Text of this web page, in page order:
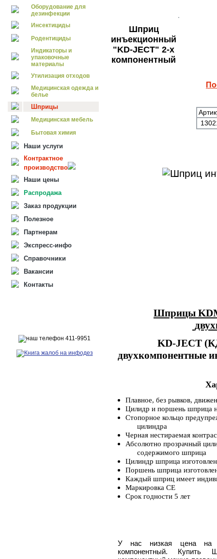
Оборудование для
дезинфекции
Инсектициды
Родентициды
Индикаторы и
упаковочные
материалы
Утилизация отходов
Медицинская одежда и
белье
Шприцы
Медицинская мебель
Бытовая химия
Наши услуги
Контрактное
производство
Наши цены
Распродажа
Заказ продукции
Полезное
Партнерам
Экспресс-инфо
Справочники
Вакансии
Контакты
Шприц
инъекционный
"KD-JECT" 2-х
компонентный
Шприцы
KD-JECT
двухкомпонентные
Плавное, без рывков,
Цилидр и поршень шприца
Стопорное кольцо
цилиндра
Черная нестираемая
Абсолютно прозрачный
содержимого шприца
Цилиндр шприца
Поршень шприца
Каждый шприц имеет
Маркировка СЕ
Срок годности 5 лет
У нас низкая цена на
компонентный. Купить